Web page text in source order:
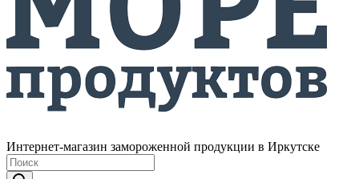
Интернет-магазин замороженной продукции в Иркутске